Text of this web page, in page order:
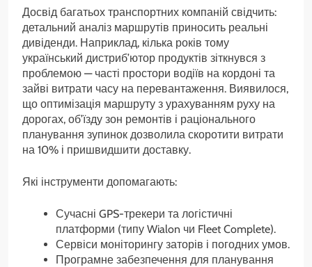
Досвід багатьох транспортних компаній свідчить:
детальний аналіз маршрутів приносить реальні
дивіденди. Наприклад, кілька років тому
український дистриб’ютор продуктів зіткнувся з
проблемою — часті простори водіїв на кордоні та
зайві витрати часу на перевантаження. Виявилося,
що оптимізація маршруту з урахуванням руху на
дорогах, об’їзду зон ремонтів і раціонального
планування зупинок дозволила скоротити витрати
на 10% і пришвидшити доставку.
Які інструменти допомагають:
Сучасні GPS-трекери та логістичні
платформи (типу Wialon чи Fleet Complete).
Сервіси моніторингу заторів і погодних умов.
Програмне забезпечення для планування